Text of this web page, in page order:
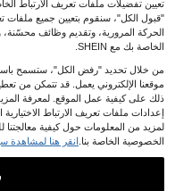
تعيين تفضيلات ملفات تعريف الارتباط
"قبول الكل"، سنقوم بتعيين جميع ملفات
الحركة المرورية، وتقديم وظائف
الخاصة بك مع SHEIN.
من خلال تحديد "رفض الكل"، ستسمح
موقعنا الإلكتروني يعمل. قد تتمكن من
ذلك على كيفية عمل الموقع. لمعرفة
إعدادات ملفات تعريف الارتباط
لمزيد من المعلومات حول كيفية معالجتنا
الخصوصية الخاصة بنا. انقر هنا لمشاهدة